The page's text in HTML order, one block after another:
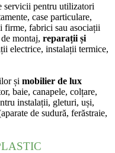
servicii pentru utilizatori
case particulare,
firme, fabrici sau asociații
montaj, reparații și
electrice, instalații termice,
și mobilier de lux
baie, canapele, colțare,
instalații, gleturi, uși,
de sudură, ferăstraie,